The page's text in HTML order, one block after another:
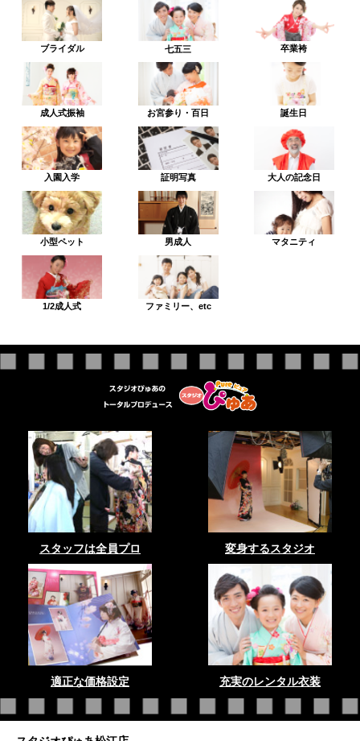
ブライダル 七五三 卒業袴
成人式振袖 お宮参り・百日 誕生日
入園入学 証明写真 大人の記念日
小型ペット 男成人 マタニティ
1/2成人式 ファミリー、etc
スタッフは全員プロ 変身するスタジオ
適正な価格設定 充実のレンタル衣装